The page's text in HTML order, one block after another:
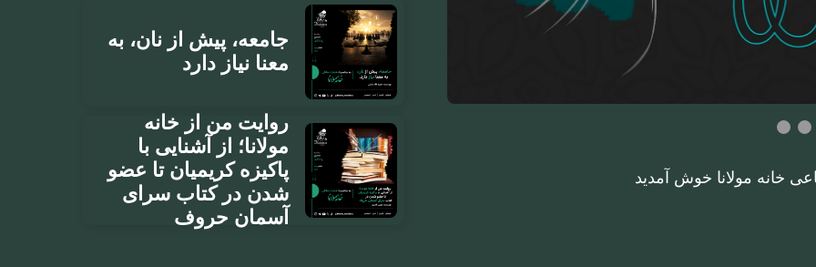
خانه مولانا خوش آمدید
جامعه، پیش از نان، به
معنا نیاز دارد
روایت من از خانه
مولانا؛ از آشنایی با
پاکیزه کریمیان تا عضو
شدن در کتاب سرای
آسمان حروف